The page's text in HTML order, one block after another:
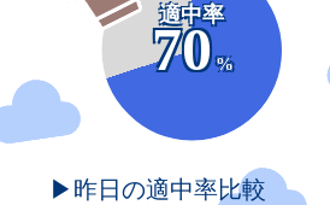
適中率
70
%
▶昨日の適中率比較